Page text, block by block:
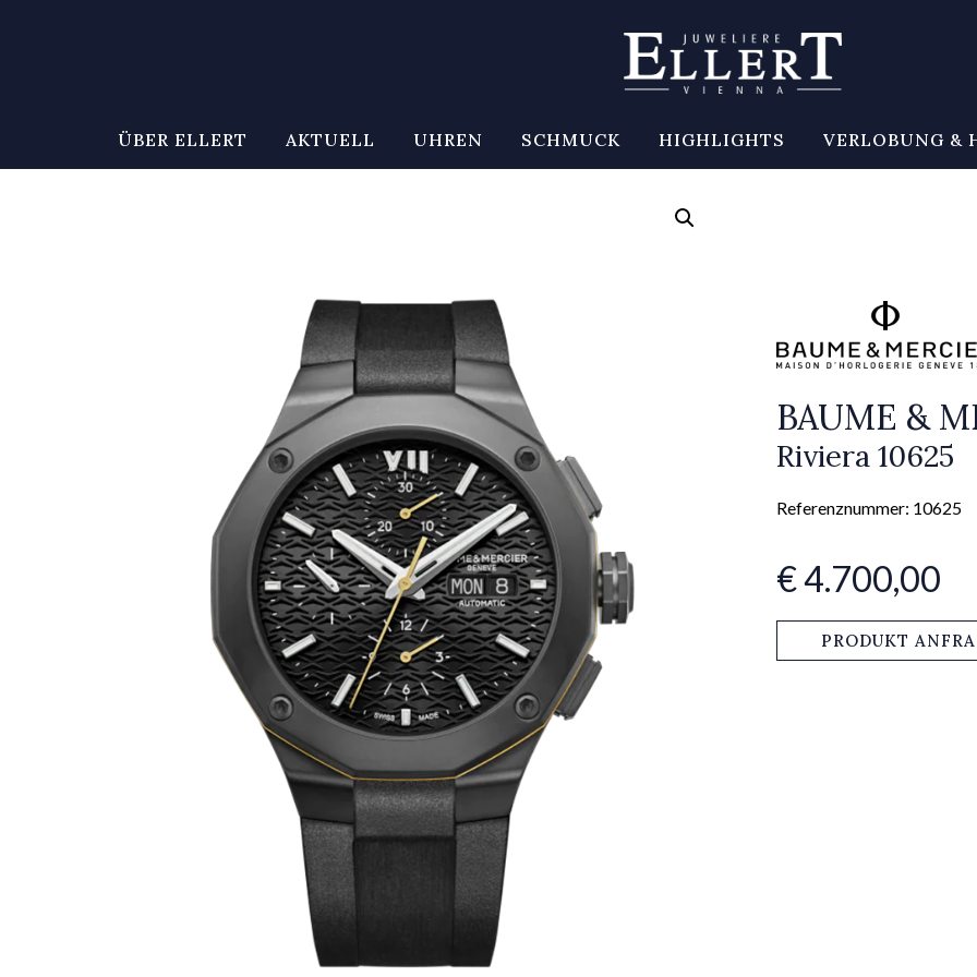
ÜBER ELLERT AKTUELL UHREN SCHMUCK HIGHLIGHTS VERLOBUNG &
BAUME &
Riviera 10625
Referenznummer: 10625
€ 4.700,00
PRODUKT